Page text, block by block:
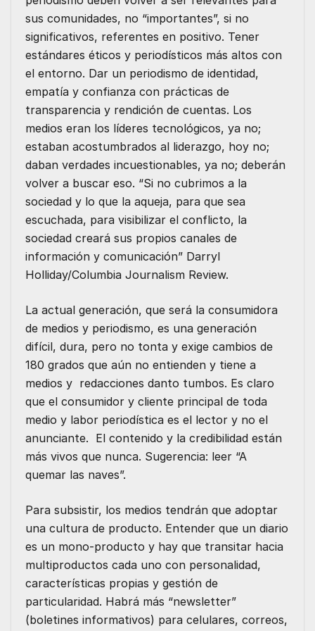
sus comunidades, no “importantes”, si no
significativos, referentes en positivo. Tener
estándares éticos y periodísticos más altos con
el entorno. Dar un periodismo de identidad,
empatía y confianza con prácticas de
transparencia y rendición de cuentas. Los
medios eran los líderes tecnológicos, ya no;
estaban acostumbrados al liderazgo, hoy no;
daban verdades incuestionables, ya no; deberán
volver a buscar eso. “Si no cubrimos a la
sociedad y lo que la aqueja, para que sea
escuchada, para visibilizar el conflicto, la
sociedad creará sus propios canales de
información y comunicación” Darryl
Holliday/Columbia Journalism Review.
La actual generación, que será la consumidora
de medios y periodismo, es una generación
difícil, dura, pero no tonta y exige cambios de
180 grados que aún no entienden y tiene a
medios y redacciones danto tumbos. Es claro
que el consumidor y cliente principal de toda
medio y labor periodística es el lector y no el
anunciante. El contenido y la credibilidad están
más vivos que nunca. Sugerencia: leer “A
quemar las naves”.
Para subsistir, los medios tendrán que adoptar
una cultura de producto. Entender que un diario
es un mono-producto y hay que transitar hacia
multiproductos cada uno con personalidad,
características propias y gestión de
particularidad. Habrá más “newsletter”
(boletines informativos) para celulares, correos,